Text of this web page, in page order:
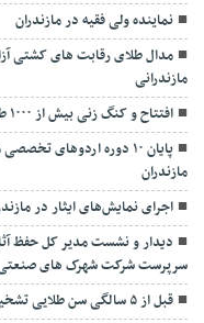
نماينده ولی فقیه در مازندران
مدال طلای رقابت های کشتی
مازندرانی
افتتاح و کنگ زنی بیش از ۱۰۰۰ طرح در مازندران همزمان با هفته دولت
مازندران
اجرای نمایش‌های ایثار در
دیدار و نشست مدیر کل حفظ
سرپرست شرکت شهرک های
قبل از ۵ سالگی سن طلایی تشخیص و درمان تنبلی چشم